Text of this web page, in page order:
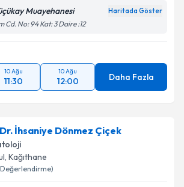
Muayehanesi Haritada Göster
Cd. No: 94 Kat: 3 Daire :12
10 Ağu
11:30
10 Ağu
12:00 Daha Fazla
İhsaniye Dönmez Çiçek
, Kağıthane
Değerlendirme)